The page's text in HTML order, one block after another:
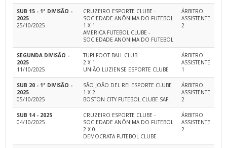
SUB 15 - 1ª DIVISÃO -
2025
25/10/2025
CRUZEIRO ESPORTE CLUBE -
SOCIEDADE ANÔNIMA DO FUTEBOL
1 X 1
AMERICA FUTEBOL CLUBE -
SOCIEDADE ANONIMA DO FUTEBOL
ÁRBITRO
ASSISTENTE
2
SEGUNDA DIVISÃO -
2025
11/10/2025
TUPI FOOT BALL CLUB
2 X 1
UNIÃO LUZIENSE ESPORTE CLUBE
ÁRBITRO
ASSISTENTE
1
SUB 20 - 1ª DIVISÃO -
2025
05/10/2025
SÃO JOÃO DEL REI ESPORTE CLUBE
1 X 2
BOSTON CITY FUTEBOL CLUBE SAF
ÁRBITRO
ASSISTENTE
2
SUB 14 - 2025
04/10/2025
CRUZEIRO ESPORTE CLUBE -
SOCIEDADE ANÔNIMA DO FUTEBOL
2 X 0
DEMOCRATA FUTEBOL CLUBE
ÁRBITRO
ASSISTENTE
2